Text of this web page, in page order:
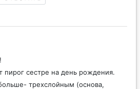
пирог сестре на день рождения.
трехслойным (основа,